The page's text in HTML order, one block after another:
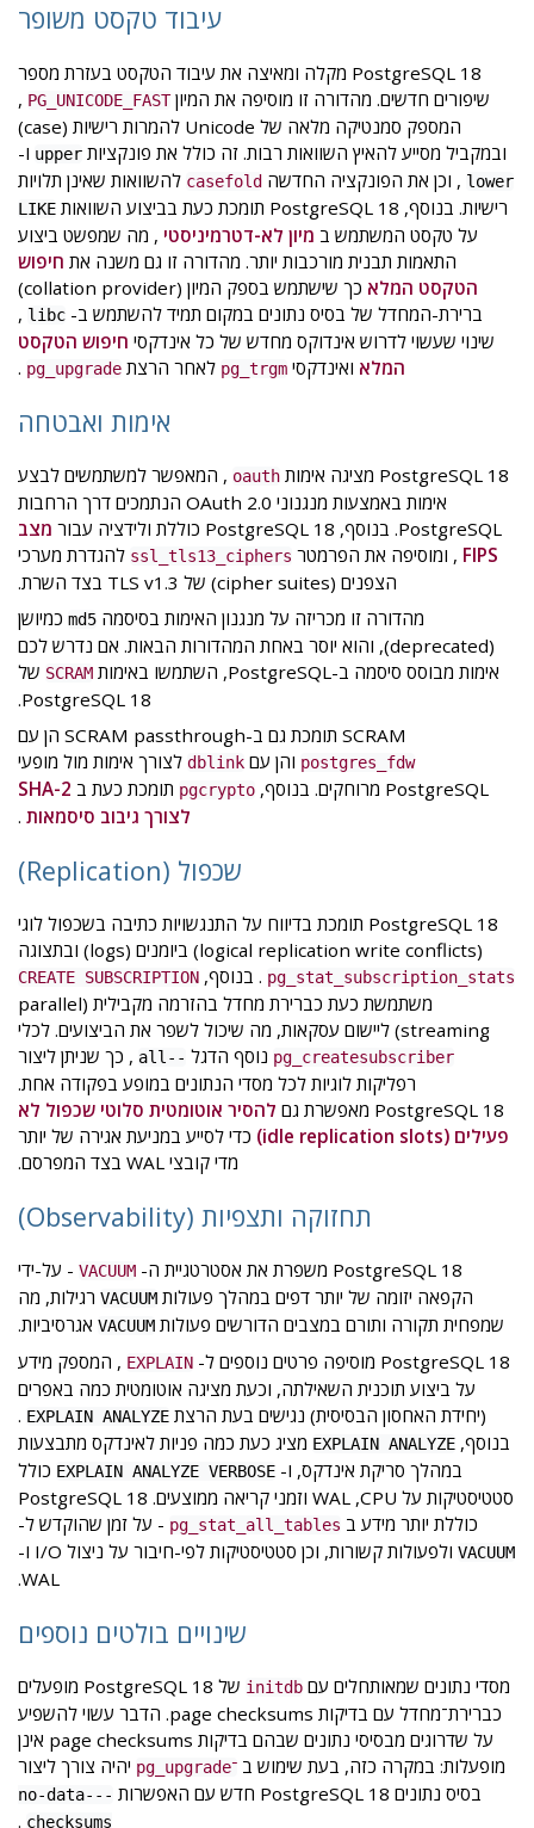
עיבוד טקסט משופר
PostgreSQL 18 מקלה ומאיצה את עיבוד הטקסט בעזרת מספר
שיפורים חדשים. מהדורה זו מוסיפה את המיוןPG_UNICODE_FAST
,
המספק סמנטיקה מלאה של Unicode להמרות רישיות (case)
ובמקביל מסייע להאיץ השוואות רבות. זה כולל את פונקציות upper ו-
lower , וכן את הפונקציה החדשה casefold להשוואות שאינן תלויות
רישיות. בנוסף, PostgreSQL 18 תומכת כעת בביצוע השוואות
LIKE
על טקסט המשתמש ב מיון לא-דטרמיניסטי , מה שמפשט ביצוע
התאמות תבנית מורכבות יותר. מהדורה זו גם משנה את חיפוש
הטקסט המלא
כך שישתמש בספק המיון (collation provider)
ברירת-המחדל של בסיס נתונים במקום תמיד להשתמש ב- libc
,
שינוי שעשוי לדרוש אינדוקס מחדש של כל אינדקסי חיפוש הטקסט
המלא ואינדקסי pg_trgm לאחר הרצת pg_upgrade
.
אימות ואבטחה
PostgreSQL 18 מציגה אימות oauth , המאפשר למשתמשים לבצע
אימות באמצעות מנגנוני OAuth 2.0 הנתמכים דרך הרחבות
PostgreSQL. בנוסף, PostgreSQL 18 כוללת ולידציה עבור
מצב
FIPS , ומוסיפה את הפרמטר ssl_tls13_ciphers להגדרת מערכי
הצפנים (cipher suites) של TLS v1.3 בצד השרת.
מהדורה זו מכריזה על מנגנון האימות בסיסמה md5 כמיושן
(deprecated), והוא יוסר באחת המהדורות הבאות. אם נדרש לכם
אימות מבוסס סיסמה ב-PostgreSQL, השתמשו באימות
SCRAM של
PostgreSQL 18.
SCRAM תומכת גם ב-SCRAM passthrough הן עם
postgres_fdw והן עם dblink לצורך אימות מול מופעי
PostgreSQL מרוחקים. בנוסף,
pgcrypto תומכת כעת ב SHA-2
לצורך גיבוב סיסמאות .
שכפול (Replication)
PostgreSQL 18 תומכת בדיווח על התנגשויות כתיבה בשכפול לוגי
(logical replication write conflicts) ביומנים (logs) ובתצוגה
pg_stat_subscription_stats . בנוסף, CREATE SUBSCRIPTION
משתמשת כעת כברירת מחדל בהזרמה מקבילית (parallel
streaming) ליישום עסקאות, מה שיכול לשפר את הביצועים. לכלי
pg_createsubscriber נוסף הדגל --all
, כך שניתן ליצור
רפליקות לוגיות לכל מסדי הנתונים במופע בפקודה אחת.
PostgreSQL 18 מאפשרת גם
להסיר אוטומטית סלוטי שכפול לא
פעילים (idle replication slots)
כדי לסייע במניעת אגירה של יותר
מדי קובצי WAL בצד המפרסם.
תחזוקה ותצפיות (Observability)
PostgreSQL 18 משפרת את אסטרטגיית ה- VACUUM - על-ידי
הקפאה יזומה של יותר דפים במהלך פעולות VACUUM רגילות, מה
שמפחית תקורה ותורם במצבים הדורשים פעולות VACUUM אגרסיביות.
PostgreSQL 18 מוסיפה פרטים נוספים ל-
EXPLAIN , המספק מידע
על ביצוע תוכנית השאילתה, וכעת מציגה אוטומטית כמה באפרים
(יחידת האחסון הבסיסית) נגישים בעת הרצת EXPLAIN ANALYZE
.
בנוסף, EXPLAIN ANALYZE מציג כעת כמה פניות לאינדקס מתבצעות
במהלך סריקת אינדקס, ו- EXPLAIN ANALYZE VERBOSE כולל
סטטיסטיקות על CPU, ‏WAL וזמני קריאה ממוצעים. PostgreSQL 18
כוללת יותר מידע ב pg_stat_all_tables - על זמן שהוקדש ל-
VACUUM
ולפעולות קשורות, וכן סטטיסטיקות לפי-חיבור על ניצול I/O ו-
WAL.
שינויים בולטים נוספים
מסדי נתונים שמאותחלים עם initdb
של PostgreSQL 18 מופעלים
כברירת־מחדל עם בדיקות page checksums. הדבר עשוי להשפיע
על שדרוגים מבסיסי נתונים שבהם בדיקות page checksums אינן
מופעלות: במקרה כזה, בעת שימוש ב ־pg_upgrade
יהיה צורך ליצור
בסיס נתונים PostgreSQL 18 חדש עם האפשרות
--no-data-
checksums
.